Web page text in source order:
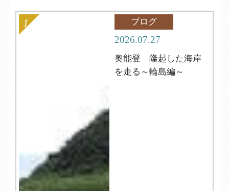
ブログ
2026.07.27
奥能登 隆起した海岸
を走る～輪島編～